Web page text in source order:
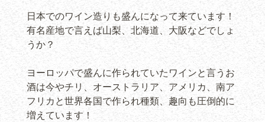
日本でのワイン造りも盛んになって来ています！
有名産地で言えば山梨、北海道、大阪などでしょ
うか？
ヨーロッパで盛んに作られていたワインと言うお
酒は今やチリ、オーストラリア、アメリカ、南ア
フリカと世界各国で作られ種類、趣向も圧倒的に
増えています！